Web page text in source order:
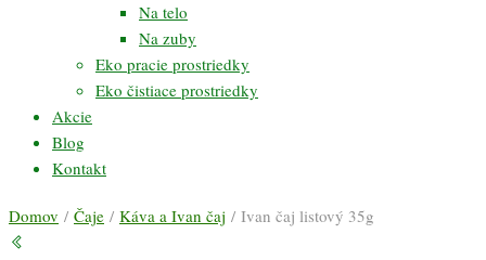
Na telo
Na zuby
Eko pracie prostriedky
Eko čistiace prostriedky
Akcie
Blog
Kontakt
Domov / Čaje / Káva a Ivan čaj / Ivan čaj listový 35g